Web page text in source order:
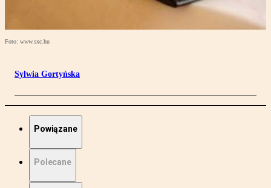
Foto: www.sxc.hu
Sylwia Gortyńska
Powiązane
Polecane